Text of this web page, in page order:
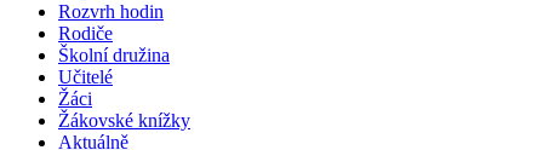
Rozvrh hodin
Rodiče
Školní družina
Učitelé
Žáci
Žákovské knížky
Aktuálně